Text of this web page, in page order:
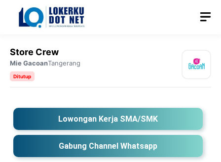
Langsung
Store Crew
Mie GacoanTangerang
Ditutup
Lowongan Kerja SMA/SMK
Gabung Channel Whatsapp